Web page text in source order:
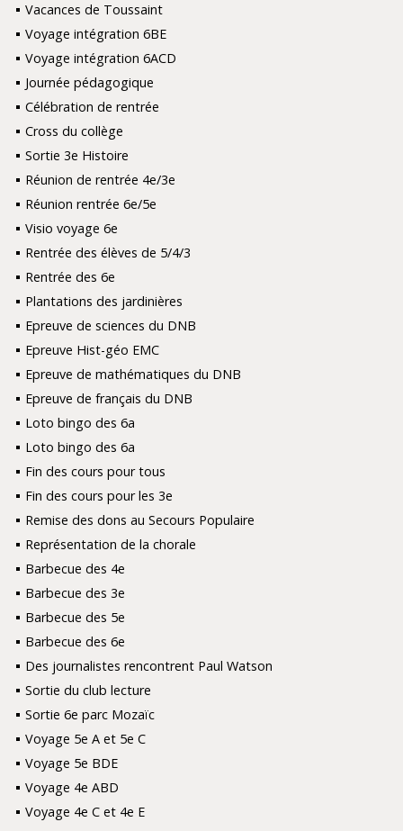
Vacances de Toussaint
Voyage intégration 6BE
Voyage intégration 6ACD
Journée pédagogique
Célébration de rentrée
Cross du collège
Sortie 3e Histoire
Réunion de rentrée 4e/3e
Réunion rentrée 6e/5e
Visio voyage 6e
Rentrée des élèves de 5/4/3
Rentrée des 6e
Plantations des jardinières
Epreuve de sciences du DNB
Epreuve Hist-géo EMC
Epreuve de mathématiques du DNB
Epreuve de français du DNB
Loto bingo des 6a
Loto bingo des 6a
Fin des cours pour tous
Fin des cours pour les 3e
Remise des dons au Secours Populaire
Représentation de la chorale
Barbecue des 4e
Barbecue des 3e
Barbecue des 5e
Barbecue des 6e
Des journalistes rencontrent Paul Watson
Sortie du club lecture
Sortie 6e parc Mozaïc
Voyage 5e A et 5e C
Voyage 5e BDE
Voyage 4e ABD
Voyage 4e C et 4e E